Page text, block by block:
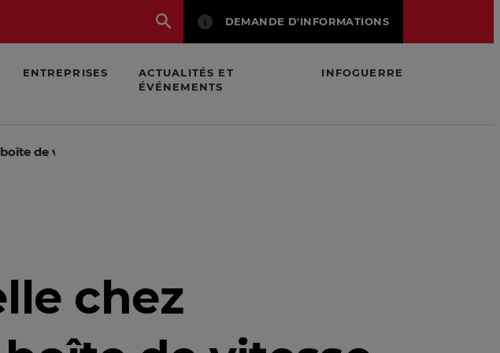
DEMANDE D'INFORMATIONS
ENTREPRISES
ACTUALITÉS ET
ÉVÉNEMENTS
INFOGUERRE
de vitesse DSG de la Passat 7
chez